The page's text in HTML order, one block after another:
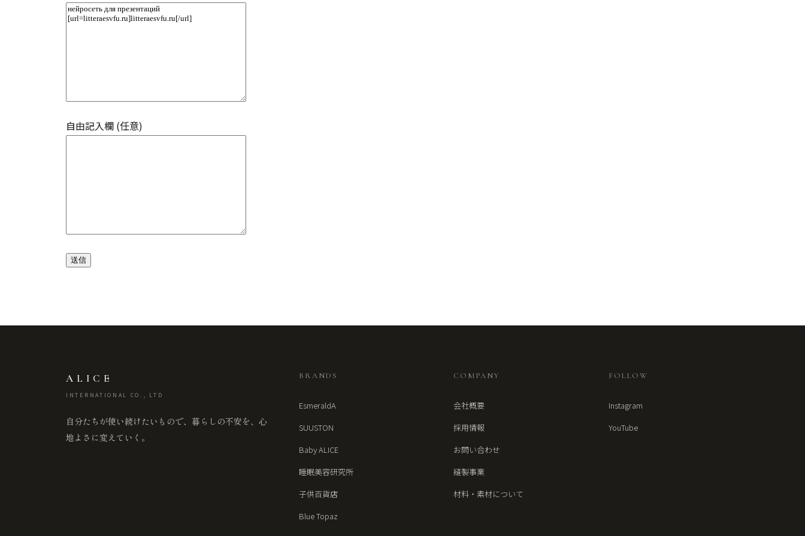
自由記入欄 (任意)
ALICE
INTERNATIONAL CO., LTD
自分たちが使い続けたいもので、暮らしの不安を、心
地よさに変えていく。
BRANDS
EsmeraldA
SUUSTON
Baby ALICE
睡眠美容研究所
子供百貨店
Blue Topaz
COMPANY
会社概要
採用情報
お問い合わせ
縫製事業
材料・素材について
FOLLOW
Instagram
YouTube